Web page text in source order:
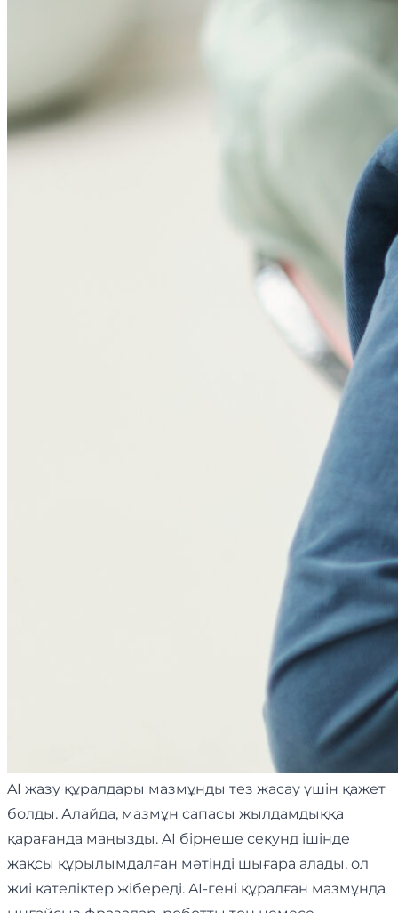
AI жазу құралдары мазмұнды тез жасау үшін қажет
болды. Алайда, мазмұн сапасы жылдамдыққа
қарағанда маңызды. AI бірнеше секунд ішінде
жақсы құрылымдалған мәтінді шығара алады, ол
жиі қателіктер жібереді. AI-гені құралған мазмұнда